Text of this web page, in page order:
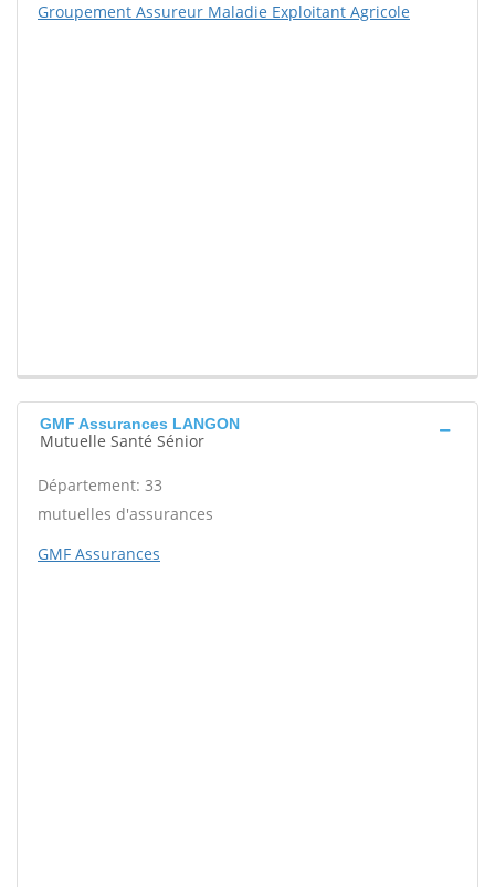
Groupement Assureur Maladie Exploitant Agricole
GMF Assurances LANGON
Mutuelle Santé Sénior
Département: 33
mutuelles d'assurances
GMF Assurances